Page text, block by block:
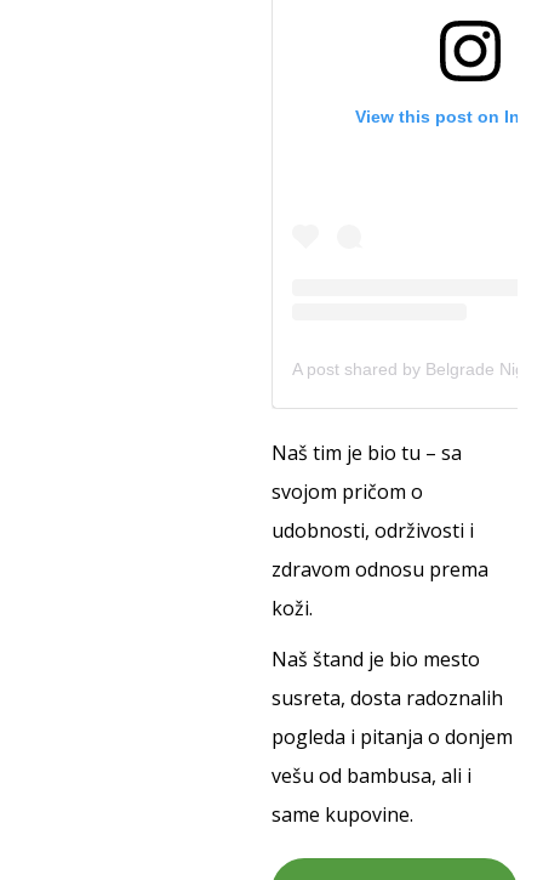
View this post on
Naš tim je bio tu – sa
svojom pričom o
udobnosti, održivosti i
zdravom odnosu prema
koži.
Naš štand je bio mesto
susreta, dosta radoznalih
pogleda i pitanja o donjem
vešu od bambusa, ali i
same kupovine.